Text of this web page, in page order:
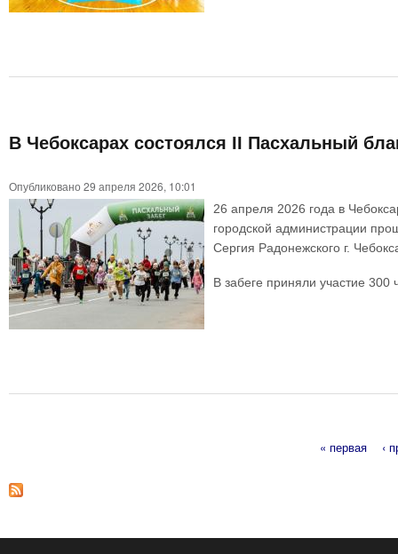
В Чебоксарах состоялся II Пасхальный
Опубликовано 29 апреля 2026, 10:01
26 апреля 2026 года в
городской администрации
Сергия Радонежского г.
В забеге приняли участие
Страницы
« первая ‹